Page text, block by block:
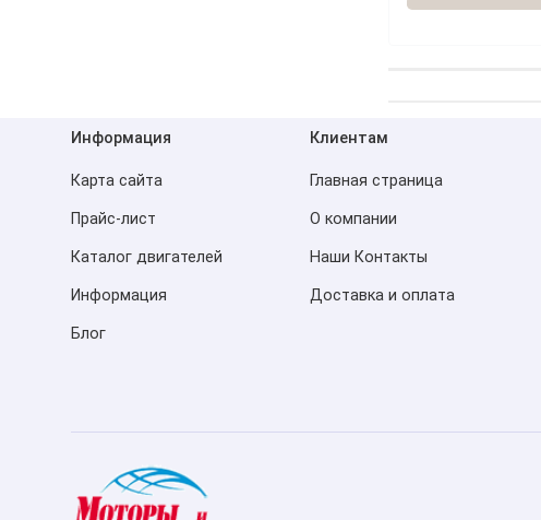
Информация
Карта сайта
Прайс-лист
Каталог двигателей
Информация
Блог
Клиентам
Главная страница
О компании
Наши Контакты
Доставка и оплата